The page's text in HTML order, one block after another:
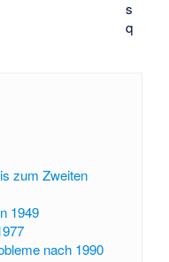
s
q
zum Zweiten
1949
nach 1990